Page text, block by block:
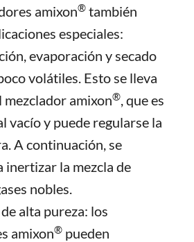
amixon® también
especiales:
evaporación y secado
volátiles. Esto se lleva
mezclador amixon®, que es
vacío y puede regularse la
A continuación, se
inertizar la mezcla de
nobles.
alta pureza: los
amixon® pueden